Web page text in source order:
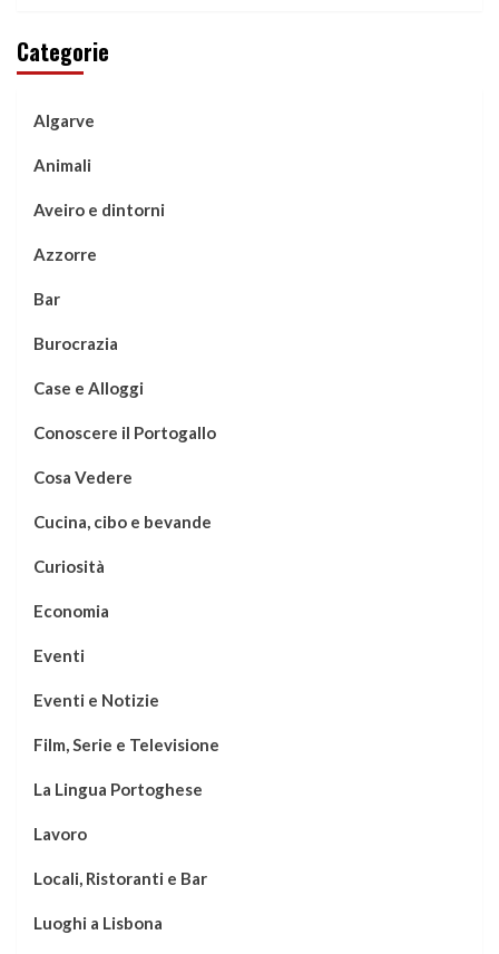
Categorie
Algarve
Animali
Aveiro e dintorni
Azzorre
Bar
Burocrazia
Case e Alloggi
Conoscere il Portogallo
Cosa Vedere
Cucina, cibo e bevande
Curiosità
Economia
Eventi
Eventi e Notizie
Film, Serie e Televisione
La Lingua Portoghese
Lavoro
Locali, Ristoranti e Bar
Luoghi a Lisbona